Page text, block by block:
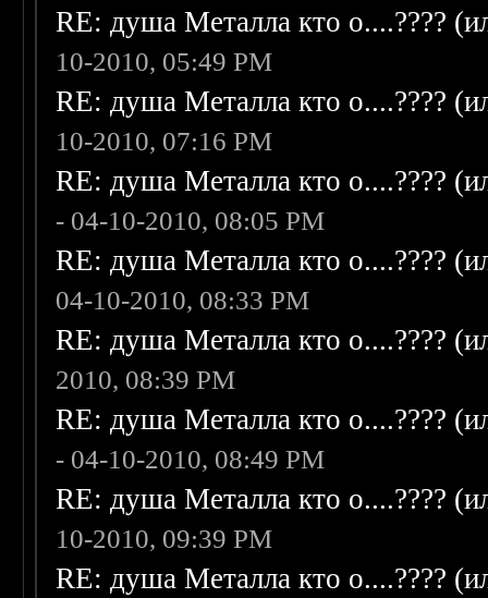
RE: душа Металла кто о....????
10-2010, 05:49 PM
RE: душа Металла кто о....????
10-2010, 07:16 PM
RE: душа Металла кто о....????
- 04-10-2010, 08:05 PM
RE: душа Металла кто о....????
04-10-2010, 08:33 PM
RE: душа Металла кто о....????
2010, 08:39 PM
RE: душа Металла кто о....????
- 04-10-2010, 08:49 PM
RE: душа Металла кто о....????
10-2010, 09:39 PM
RE: душа Металла кто о....????